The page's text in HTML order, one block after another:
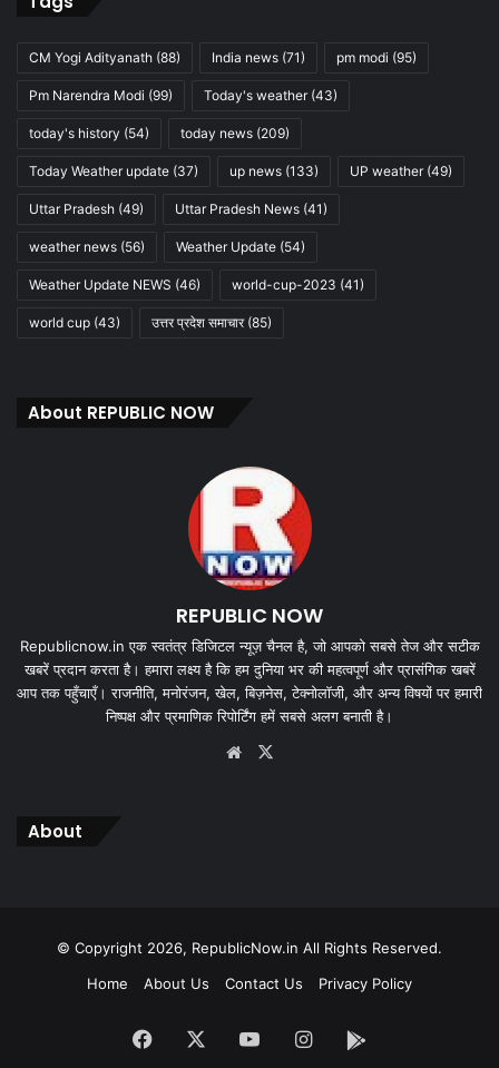
CM Yogi Adityanath (88) India news (71) pm modi (95)
Pm Narendra Modi (99) Today's weather(43)
today's history (54) today news (209)
Today Weather update (37) up news (133) UP weather(49)
Uttar Pradesh (49) Uttar Pradesh News (41)
weather news (56) Weather Update (54)
Weather Update NEWS (46) world-cup-2023 (41)
world cup (43) उत्तर प्रदेश समाचार(85)
About REPUBLIC NOW
REPUBLIC NOW
Republicnow.in एक स्वतंत्र डिजिटल न्यूज़ चैनल है, जो आपको सबसे तेज और सटीक
खबरें प्रदान करता है। हमारा लक्ष्य है कि हम दुनिया भर की महत्वपूर्ण और प्रासंगिक खबरें
आप तक पहुँचाएँ। राजनीति, मनोरंजन, खेल, बिज़नेस, टेक्नोलॉजी, और अन्य विषयों पर हमारी
निष्पक्ष और प्रमाणिक रिपोर्टिंग हमें सबसे अलग बनाती है।
Website
About
© Copyright 2026, RepublicNow.in All Rights Reserved.
Home
About Us Contact Us Privacy Policy
Facebook YouTubeInstagram